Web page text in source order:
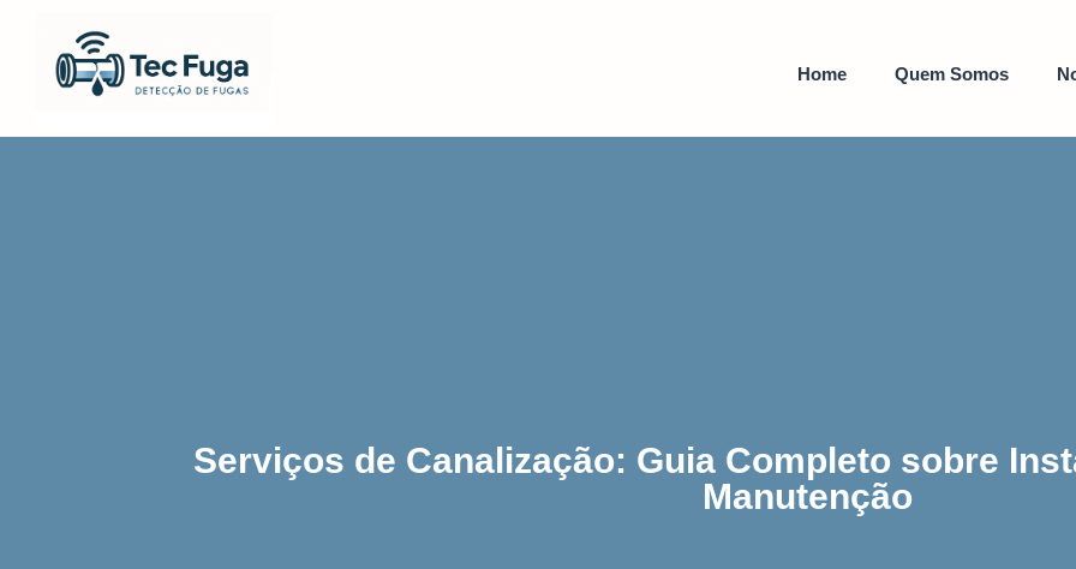
Home Quem Somos
Serviços de Canalização: Guia Completo sobre
Manutenção